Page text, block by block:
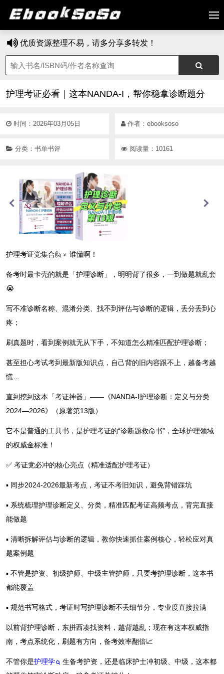
优质资源整理不易，请多分享多转发！
护理考证必看｜这本NANDA-I，帮你稳拿诊断题分
时间：2026年03月05日 作者： ebooksoso
分类： 书单书评 阅读量：10161
护理考证党集合🙋♀️ 谁懂啊！
备考时最卡壳的就是「护理诊断」，明明背了很多，一到做题就乱套
😭
写不准诊断名称、混淆分类、找不到评估与诊断的逻辑，丢分丢到心
疼；
刷真题时，看到案例就无从下手，不知道怎么精准匹配护理诊断；
甚至担心考试考到最新版知识点，自己背的旧内容跟不上，越备考越
慌…
直到挖到这本「考证神器」——《NANDA-I护理诊断：定义与分类
2024—2026》（原著第13版）
它不是普通的工具书，是护理考证的“诊断题救命书” ，全球护理领域
的权威金标准！
✅ 考证党必冲的核心亮点（精准适配护理考证）
▪️ 同步2024-2026最新考点，考证不考旧知识，避免背错踩坑
▪️ 系统梳理护理诊断定义、分类，精准匹配考证高频考点，背完直接
能做题
▪️ 清晰拆解评估与诊断的逻辑，教你快速抓住案例核心，轻松应对真
题案例题
▪️ 不管是护资、初级护师、中级主管护师，只要考护理诊断，这本书
都能覆盖
▪️ 规范书写格式，考证时写护理诊断不丢细节分，专业度直接拉满
以前背护理诊断，东拼西凑找资料，越背越乱；现在有这本权威指
南，考点系统化，刷题有方向，备考效率翻倍📈
不管你是护理学
生备考护资，还是临床护士冲初级、中级，这本都